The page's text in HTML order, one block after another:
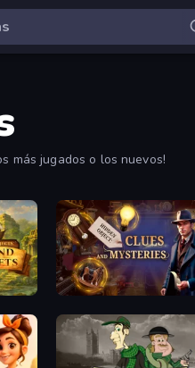
más jugados o los nuevos!
Hidden Objects: Island Secrets